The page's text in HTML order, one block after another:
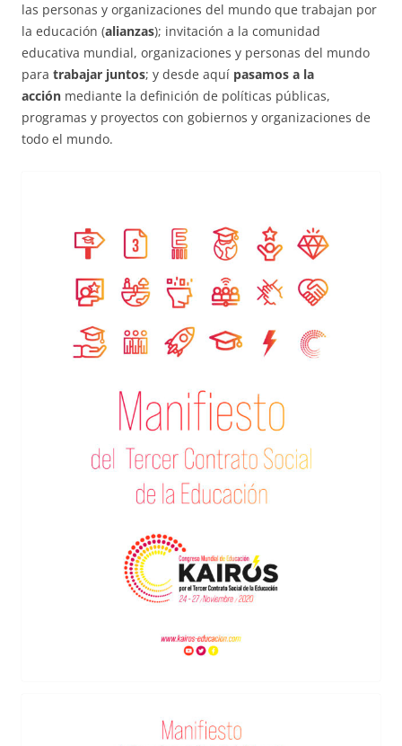
las personas y organizaciones del mundo que trabajan por
la educación (alianzas); invitación a la comunidad
educativa mundial, organizaciones y personas del mundo
para trabajar juntos; y desde aquí pasamos a la
acción mediante la definición de políticas públicas,
programas y proyectos con gobiernos y organizaciones de
todo el mundo.